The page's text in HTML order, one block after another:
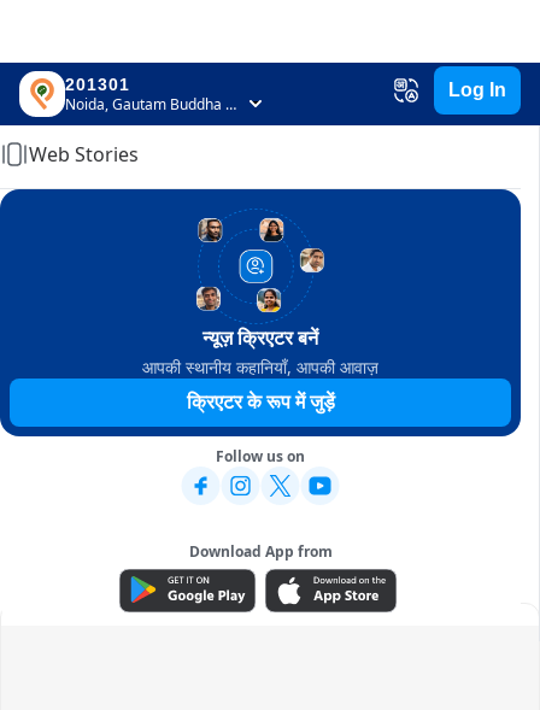
201301
Noida, Gautam Buddha Nagar, Uttar Pradesh
Log In
Home
Web Stories
न्यूज़ क्रिएटर बनें
आपकी स्थानीय कहानियाँ, आपकी आवाज़
क्रिएटर के रूप में जुड़ें
Follow us on
Download App from
ADVERTISEMENT